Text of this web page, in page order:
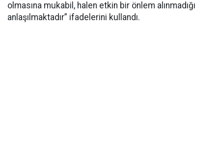
olmasına mukabil, halen etkin bir önlem alınmadığı
anlaşılmaktadır” ifadelerini kullandı.